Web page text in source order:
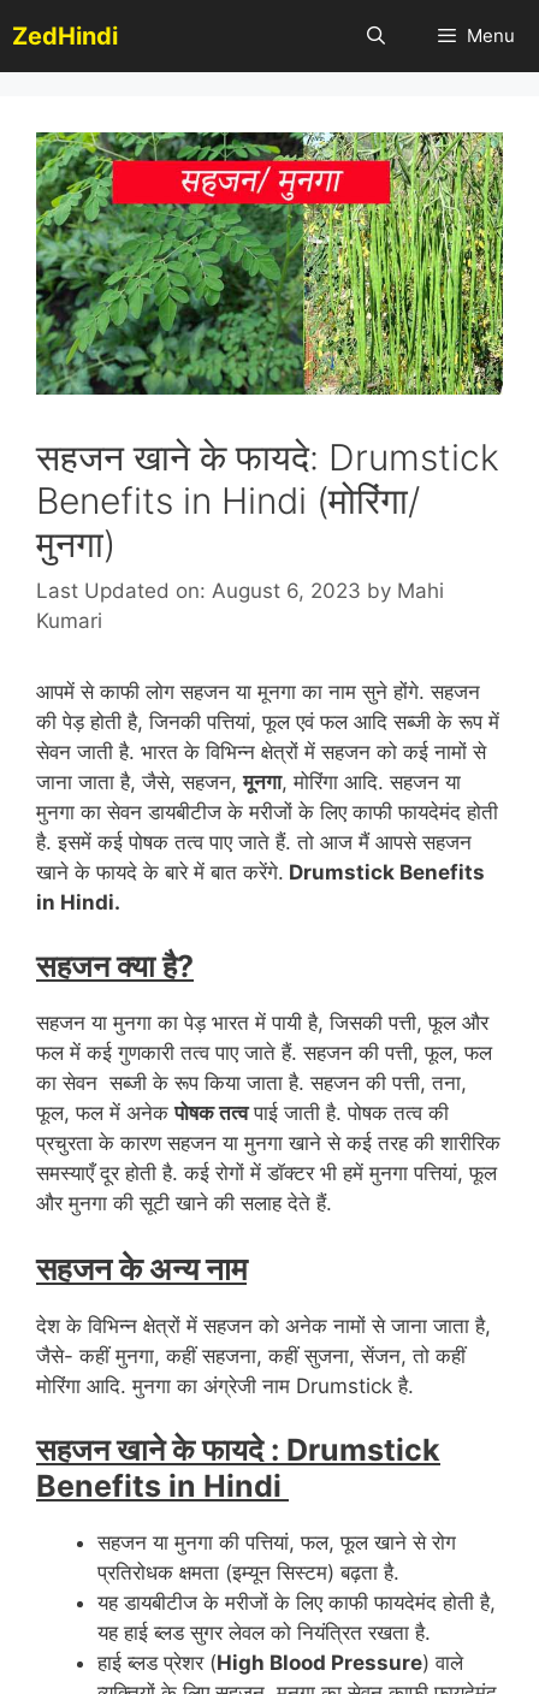
to
content
ZedHindi Menu
सहजन खाने के फायदे: Drumstick
Benefits in Hindi (मोरिंगा/
मुनगा)
Last Updated on: August 6, 2023 by Mahi
Kumari
आपमें से काफी लोग सहजन या मूनगा का नाम सुने होंगे. सहजन
की पेड़ होती है, जिनकी पत्तियां, फूल एवं फल आदि सब्जी के रूप में
सेवन जाती है. भारत के विभिन्न क्षेत्रों में सहजन को कई नामों से
जाना जाता है, जैसे, सहजन,मूनगा, मोरिंगा आदि. सहजन या
मुनगा का सेवन डायबीटीज के मरीजों के लिए काफी फायदेमंद होती
है. इसमें कई पोषक तत्व पाए जाते हैं. तो आज मैं आपसे सहजन
खाने के फायदे के बारे में बात करेंगे. Drumstick Benefits
in Hindi.
सहजन क्या है?
सहजन या मुनगा का पेड़ भारत में पायी है, जिसकी पत्ती, फूल और
फल में कई गुणकारी तत्व पाए जाते हैं. सहजन की पत्ती, फूल, फल
का सेवन सब्जी के रूप किया जाता है. सहजन की पत्ती, तना,
फूल, फल में अनेकपोषक तत्वपाई जाती है. पोषक तत्व की
प्रचुरता के कारण सहजन या मुनगा खाने से कई तरह की शारीरिक
समस्याएँ दूर होती है. कई रोगों में डॉक्टर भी हमें मुनगा पत्तियां, फूल
और मुनगा की सूटी खाने की सलाह देते हैं.
सहजन के अन्य नाम
देश के विभिन्न क्षेत्रों में सहजन को अनेक नामों से जाना जाता है,
जैसे- कहीं मुनगा, कहीं सहजना, कहीं सुजना, सेंजन, तो कहीं
मोरिंगा आदि. मुनगा का अंग्रेजी नाम Drumstick है.
सहजन खाने के फायदे : Drumstick
Benefits in Hindi
सहजन या मुनगा की पत्तियां, फल, फूल खाने से रोग
प्रत‍िरोधक क्षमता (इम्यून सिस्टम) बढ़ता है.
यह डायबीटीज के मरीजों के लिए काफी फायदेमंद होती है,
यह हाई ब्लड सुगर लेवल को नियंत्रित रखता है.
हाई ब्लड प्रेशर (High Blood Pressure) वाले